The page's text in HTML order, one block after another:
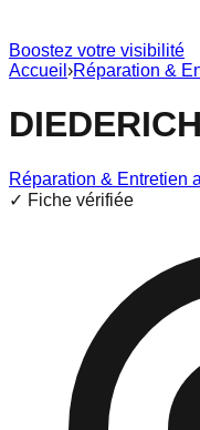
Boostez votre visibilité
Accueil ›Réparation &
Réparation & Entretien
✓ Fiche vérifiée